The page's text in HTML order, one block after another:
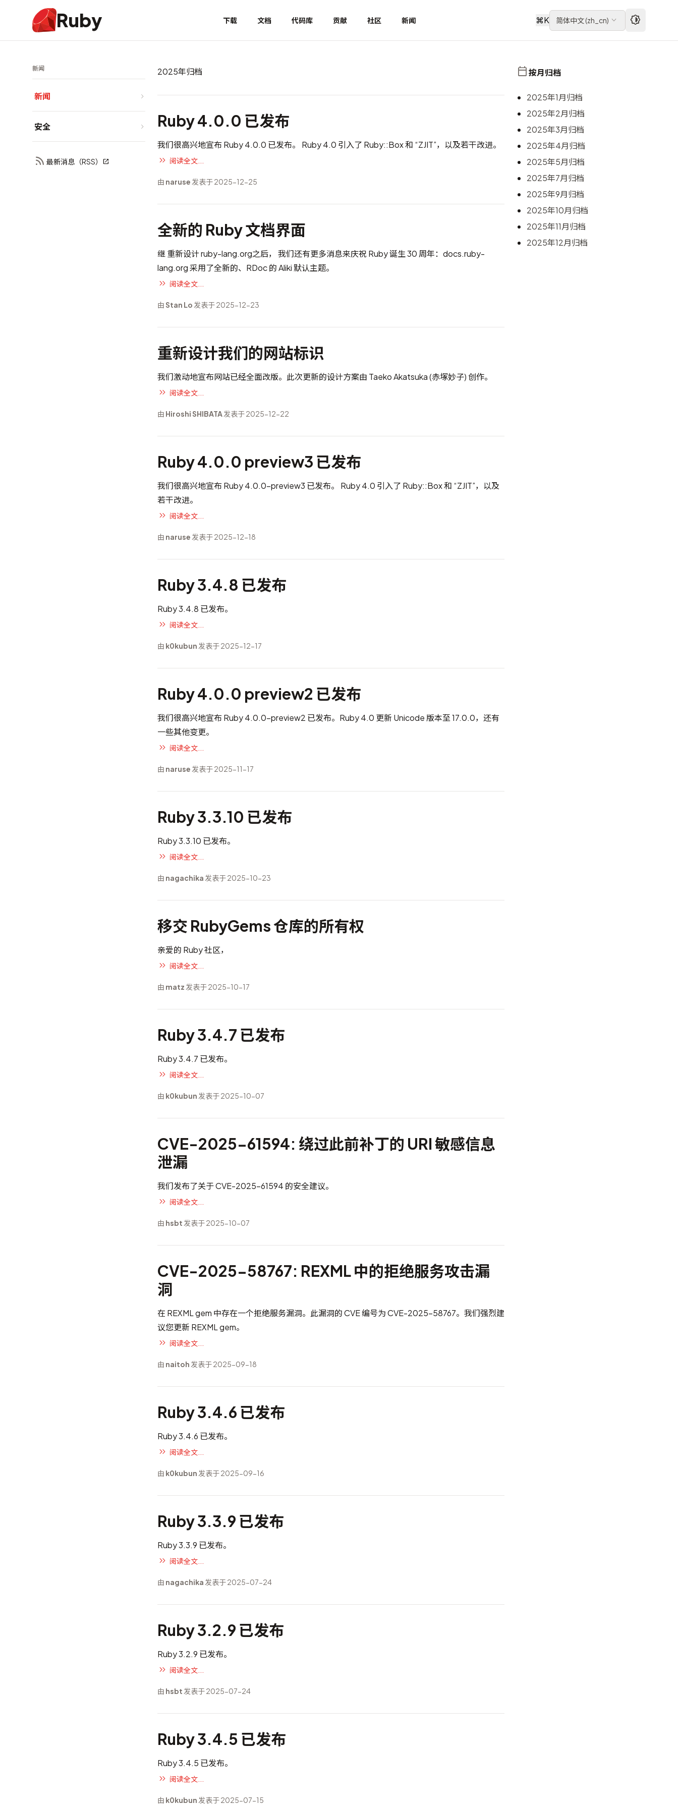
Ruby 下载 文档 代码库 贡献 社区 新闻 ⌘K 简体中文(zh_cn)
新闻
新闻
安全
最新消息（RSS）
2025年归档
Ruby 4.0.0 已发布
我们很高兴地宣布 Ruby 4.0.0 已发布。 Ruby 4.0 引入了 Ruby::Box 和 “ZJIT”，以及若干改进。
阅读全文...
由 naruse 发表于 2025-12-25
全新的 Ruby 文档界面
继 重新设计 ruby-lang.org之后， 我们还有更多消息来庆祝 Ruby 诞生 30 周年： docs.ruby-
lang.org采用了全新的、 RDoc的 Aliki 默认主题。
阅读全文...
由Stan Lo 发表于 2025-12-23
重新设计我们的网站标识
我们激动地宣布网站已经全面改版。此次更新的设计方案由 Taeko Akatsuka (赤塚妙子) 创作。
阅读全文...
由 Hiroshi SHIBATA发表于 2025-12-22
Ruby 4.0.0 preview3 已发布
我们很高兴地宣布 Ruby 4.0.0-preview3 已发布。 Ruby 4.0 引入了 Ruby::Box 和 “ZJIT”，以及
若干改进。
阅读全文...
由 naruse 发表于 2025-12-18
Ruby 3.4.8 已发布
Ruby 3.4.8 已发布。
阅读全文...
由 k0kubun 发表于 2025-12-17
Ruby 4.0.0 preview2 已发布
我们很高兴地宣布 Ruby 4.0.0-preview2 已发布。Ruby 4.0 更新 Unicode 版本至 17.0.0，还有
一些其他变更。
阅读全文...
由 naruse 发表于 2025-11-17
Ruby 3.3.10 已发布
Ruby 3.3.10 已发布。
阅读全文...
由 nagachika 发表于 2025-10-23
移交 RubyGems 仓库的所有权
亲爱的 Ruby 社区，
阅读全文...
由 matz 发表于 2025-10-17
Ruby 3.4.7 已发布
Ruby 3.4.7 已发布。
阅读全文...
由 k0kubun 发表于 2025-10-07
CVE-2025-61594: 绕过此前补丁的 URI 敏感信息
泄漏
我们发布了关于 CVE-2025-61594 的安全建议。
阅读全文...
由 hsbt 发表于 2025-10-07
CVE-2025-58767: REXML 中的拒绝服务攻击漏
洞
在 REXML gem 中存在一个拒绝服务漏洞。此漏洞的 CVE 编号为CVE-2025-58767。我们强烈建
议您更新 REXML gem。
阅读全文...
由 naitoh 发表于 2025-09-18
Ruby 3.4.6 已发布
Ruby 3.4.6 已发布。
阅读全文...
由 k0kubun 发表于 2025-09-16
Ruby 3.3.9 已发布
Ruby 3.3.9 已发布。
阅读全文...
由 nagachika 发表于 2025-07-24
Ruby 3.2.9 已发布
Ruby 3.2.9 已发布。
阅读全文...
由 hsbt 发表于 2025-07-24
Ruby 3.4.5 已发布
Ruby 3.4.5 已发布。
阅读全文...
由 k0kubun 发表于 2025-07-15
按月归档
2025年1月归档
2025年2月归档
2025年3月归档
2025年4月归档
2025年5月归档
2025年7月归档
2025年9月归档
2025年10月归档
2025年11月归档
2025年12月归档